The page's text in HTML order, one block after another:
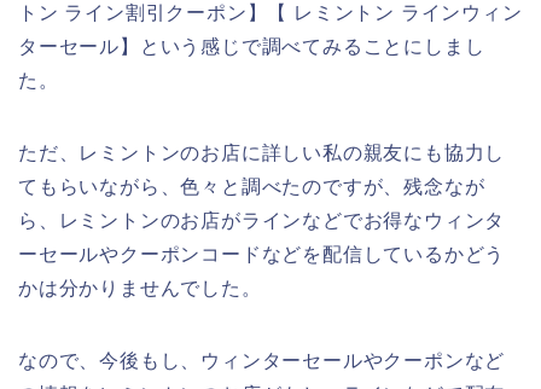
トン ライン割引クーポン】【 レミントン ラインウィン
ターセール】という感じで調べてみることにしまし
た。
ただ、レミントンのお店に詳しい私の親友にも協力し
てもらいながら、色々と調べたのですが、残念なが
ら、レミントンのお店がラインなどでお得なウィンタ
ーセールやクーポンコードなどを配信しているかどう
かは分かりませんでした。
なので、今後もし、ウィンターセールやクーポンなど